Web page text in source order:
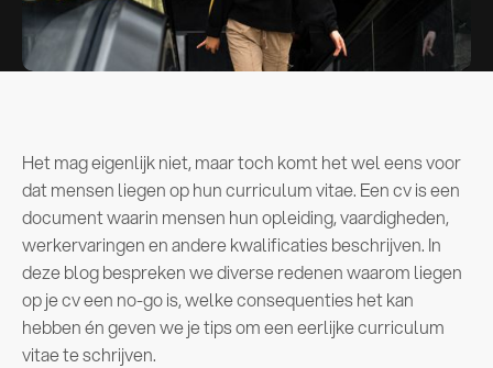
Het mag eigenlijk niet, maar toch komt het wel eens voor
dat mensen liegen op hun curriculum vitae. Een cv is een
document waarin mensen hun opleiding, vaardigheden,
werkervaringen en andere kwalificaties beschrijven. In
deze blog bespreken we diverse redenen waarom liegen
op je cv een no-go is, welke consequenties het kan
hebben én geven we je tips om een eerlijke curriculum
vitae te schrijven.